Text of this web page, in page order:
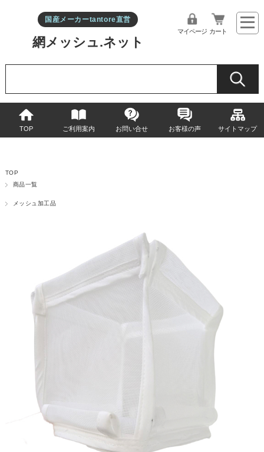
網メッシュ.ネット
国産メーカーtantore直営
マイページ カート
TOP ご利用案内 お問い合せ お客様の声 サイトマップ
TOP
商品一覧
メッシュ加工品